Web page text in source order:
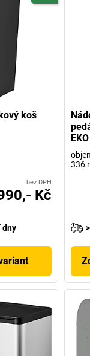
koš
bez DPH
Kč
dny
EKO
336